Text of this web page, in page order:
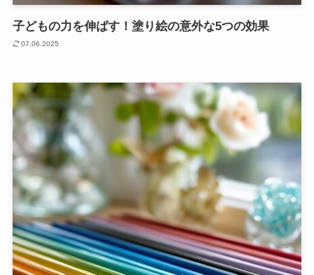
子どもの力を伸ばす！塗り絵の意外な5つの効果
07.06.2025